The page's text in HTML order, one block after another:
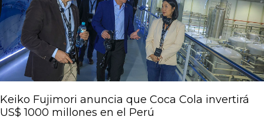
Keiko Fujimori anuncia que Coca Cola invertirá
US$ 1000 millones en el Perú